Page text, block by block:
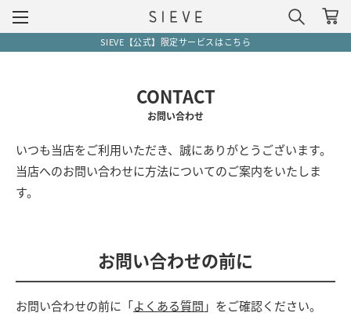
SIEVE【公式】限定サービスはこちら
CONTACT
お問い合わせ
いつも当店をご利用いただき、誠にありがとうございます。
当店へのお問い合わせに方法についてのご案内をいたしま
す。
お問い合わせの前に
お問い合わせの前に「よくある質問 」をご確認ください。